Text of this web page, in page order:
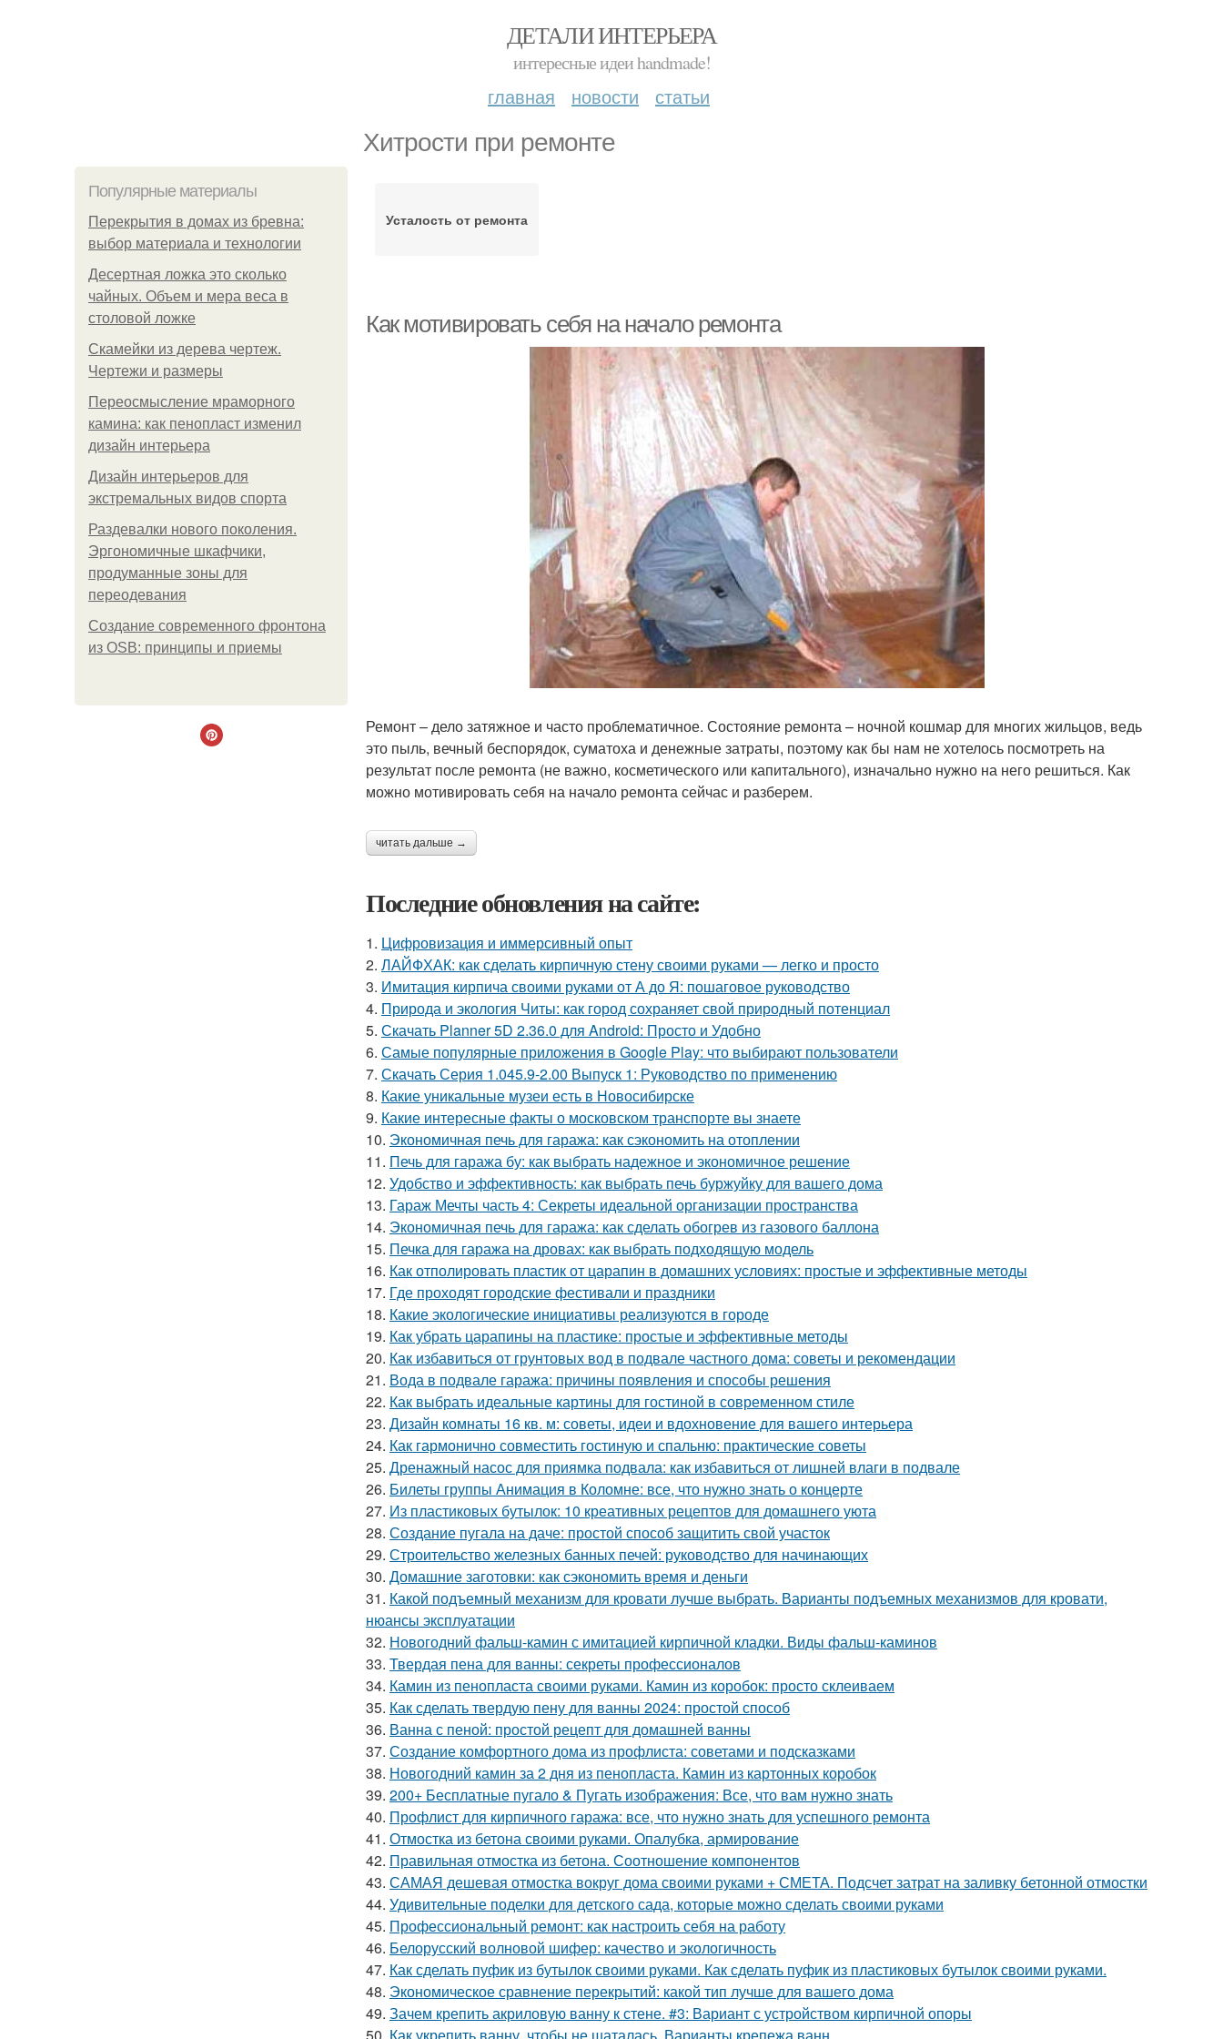
ДЕТАЛИ ИНТЕРЬЕРА
интересные идеи handmade!
главная новости статьи
Хитрости при ремонте
Популярные материалы
Перекрытия в домах из бревна:
выбор материала и технологии
Десертная ложка это сколько
чайных. Объем и мера веса в
столовой ложке
Скамейки из дерева чертеж.
Чертежи и размеры
Переосмысление мраморного
камина: как пенопласт изменил
дизайн интерьера
Дизайн интерьеров для
экстремальных видов спорта
Раздевалки нового поколения.
Эргономичные шкафчики,
продуманные зоны для
переодевания
Создание современного фронтона
из OSB: принципы и приемы
Усталость от ремонта
Как мотивировать себя на начало ремонта
Ремонт – дело затяжное и часто проблематичное. Состояние ремонта – ночной кошмар для многих жильцов, ведь
это пыль, вечный беспорядок, суматоха и денежные затраты, поэтому как бы нам не хотелось посмотреть на
результат после ремонта (не важно, косметического или капитального), изначально нужно на него решиться. Как
можно мотивировать себя на начало ремонта сейчас и разберем.
читать дальше →
Последние обновления на сайте:
1. Цифровизация и иммерсивный опыт
2. ЛАЙФХАК: как сделать кирпичную стену своими руками — легко и просто
3. Имитация кирпича своими руками от А до Я: пошаговое руководство
4. Природа и экология Читы: как город сохраняет свой природный потенциал
5. Скачать Planner 5D 2.36.0 для Android: Просто и Удобно
6. Самые популярные приложения в Google Play: что выбирают пользователи
7. Скачать Серия 1.045.9-2.00 Выпуск 1: Руководство по применению
8. Какие уникальные музеи есть в Новосибирске
9. Какие интересные факты о московском транспорте вы знаете
10. Экономичная печь для гаража: как сэкономить на отоплении
11. Печь для гаража бу: как выбрать надежное и экономичное решение
12. Удобство и эффективность: как выбрать печь буржуйку для вашего дома
13. Гараж Мечты часть 4: Секреты идеальной организации пространства
14. Экономичная печь для гаража: как сделать обогрев из газового баллона
15. Печка для гаража на дровах: как выбрать подходящую модель
16. Как отполировать пластик от царапин в домашних условиях: простые и эффективные методы
17. Где проходят городские фестивали и праздники
18. Какие экологические инициативы реализуются в городе
19. Как убрать царапины на пластике: простые и эффективные методы
20. Как избавиться от грунтовых вод в подвале частного дома: советы и рекомендации
21. Вода в подвале гаража: причины появления и способы решения
22. Как выбрать идеальные картины для гостиной в современном стиле
23. Дизайн комнаты 16 кв. м: советы, идеи и вдохновение для вашего интерьера
24. Как гармонично совместить гостиную и спальню: практические советы
25. Дренажный насос для приямка подвала: как избавиться от лишней влаги в подвале
26. Билеты группы Анимация в Коломне: все, что нужно знать о концерте
27. Из пластиковых бутылок: 10 креативных рецептов для домашнего уюта
28. Создание пугала на даче: простой способ защитить свой участок
29. Строительство железных банных печей: руководство для начинающих
30. Домашние заготовки: как сэкономить время и деньги
31. Какой подъемный механизм для кровати лучше выбрать. Варианты подъемных механизмов для кровати,
нюансы эксплуатации
32. Новогодний фальш-камин с имитацией кирпичной кладки. Виды фальш-каминов
33. Твердая пена для ванны: секреты профессионалов
34. Камин из пенопласта своими руками. Камин из коробок: просто склеиваем
35. Как сделать твердую пену для ванны 2024: простой способ
36. Ванна с пеной: простой рецепт для домашней ванны
37. Создание комфортного дома из профлиста: советами и подсказками
38. Новогодний камин за 2 дня из пенопласта. Камин из картонных коробок
39. 200+ Бесплатные пугало & Пугать изображения: Все, что вам нужно знать
40. Профлист для кирпичного гаража: все, что нужно знать для успешного ремонта
41. Отмостка из бетона своими руками. Опалубка, армирование
42. Правильная отмостка из бетона. Соотношение компонентов
43. САМАЯ дешевая отмостка вокруг дома своими руками + СМЕТА. Подсчет затрат на заливку бетонной отмостки
44. Удивительные поделки для детского сада, которые можно сделать своими руками
45. Профессиональный ремонт: как настроить себя на работу
46. Белорусский волновой шифер: качество и экологичность
47. Как сделать пуфик из бутылок своими руками. Как сделать пуфик из пластиковых бутылок своими руками.
48. Экономическое сравнение перекрытий: какой тип лучше для вашего дома
49. Зачем крепить акриловую ванну к стене. #3: Вариант с устройством кирпичной опоры